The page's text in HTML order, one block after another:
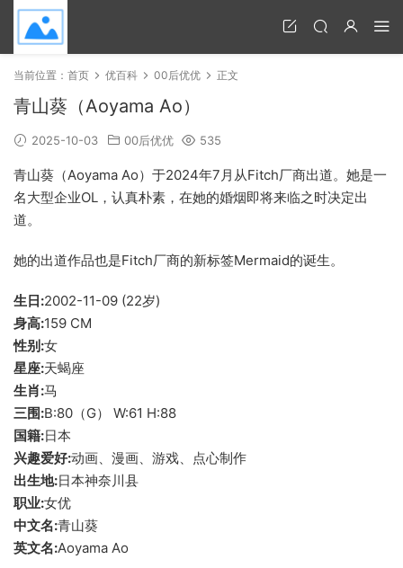
当前位置： 首页 优百科 00后优优 正文
青山葵（Aoyama Ao）
2025-10-03 00后优优 535
青山葵（Aoyama Ao）于2024年7月从Fitch厂商出道。她是一
名大型企业OL，认真朴素，在她的婚烟即将来临之时决定出
道。
她的出道作品也是Fitch厂商的新标签Mermaid的诞生。
生日:2002-11-09 (22岁)
身高:159 CM
性别:女
星座:天蝎座
生肖:马
三围:B:80（G） W:61 H:88
国籍:日本
兴趣爱好:动画、漫画、游戏、点心制作
出生地:日本神奈川县
职业:女优
中文名:青山葵
英文名:Aoyama Ao